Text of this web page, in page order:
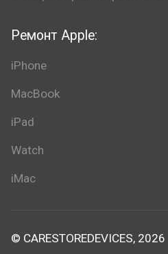
Ремонт Apple:
iPhone
MacBook
iPad
Watch
iMac
© CARESTOREDEVICES, 2026